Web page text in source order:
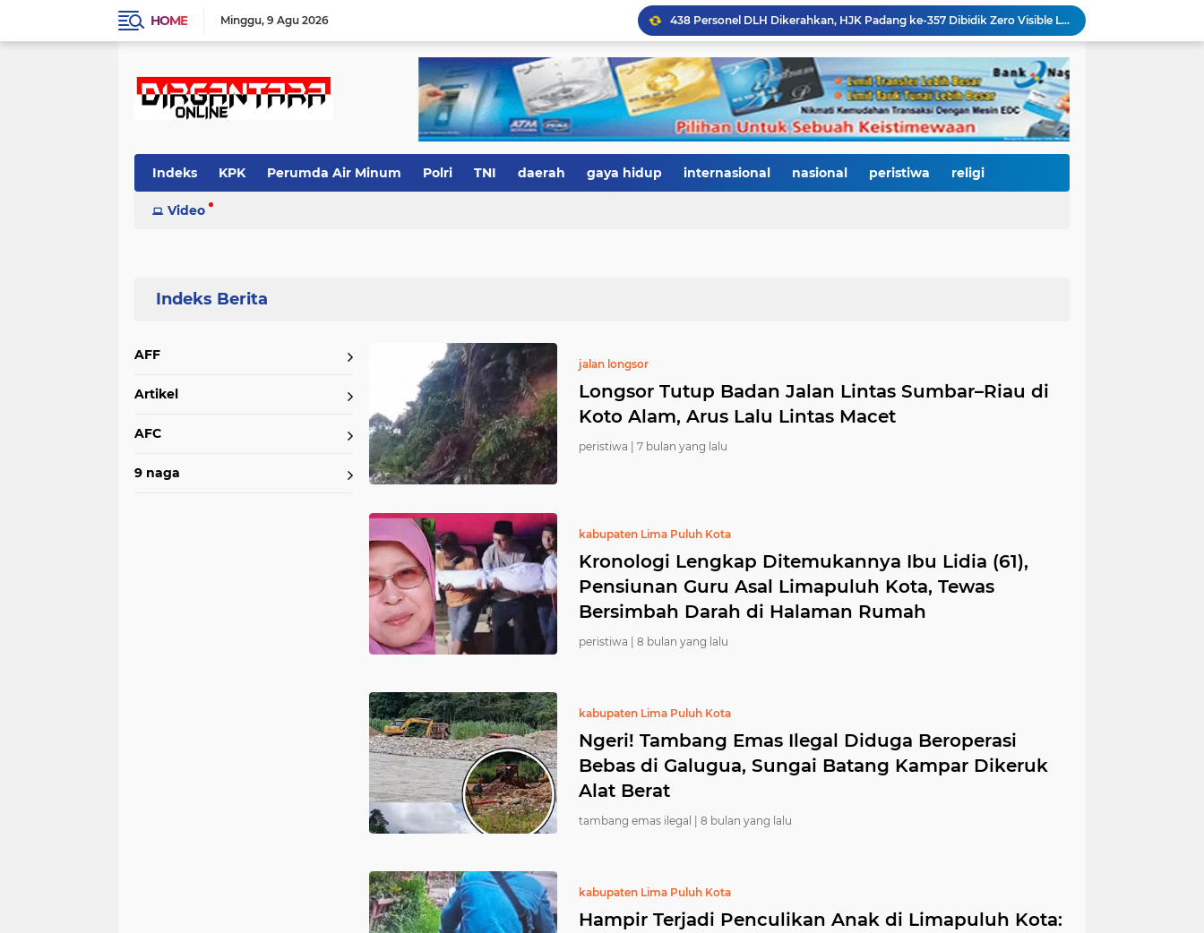
HOME Minggu 9 Agu 2026
270 Rumah Terdampak Banjir Terima Bantuan Rp540 Juta, Pemko Padang Percepat Pemulihan Pascabencana
4.000 Pelari Kepung Pantai Cimpago, BOM Run 2026 Jadi Panggung Promosi Wisata dan Gastronomi Kota Padang
Padang Harmoni Festival 2026: Saat Keberagaman Menjadi Kekuatan, Empat Etnis Bersatu di Panggung Pantai Cimpago
KY Tetapkan 14 Calon Hakim Agung dan Hakim Ad Hoc MA, Nama Dr. Dhifla Wiyani dari Sumbar Masuk Dalam Daftar Kamar Pidana
Bencana Datang Bertubi-tubi, Perumda AM Padang Kebut Perbaikan IPA Gunung Pangilun, Ditarget Tuntas Akhir Agustus
Mata Jeli HJK 357: Warga Padang Diajak Jadi Pengawas Kebersihan, Kemeriahan HJK Harus Tetap Rancak dan Bersih
Dari Gedung Joeang 45 untuk Warga: 150 Masyarakat Padang Dapat Pemeriksaan Mata dan Kacamata Gratis
Indeks KPK Perumda Air Minum Polri TNI daerah gaya hidup internasional nasional peristiwa religi
Video
AFF
Artikel
AFC
9 naga
jalan longsor
Longsor Tutup Badan Jalan Lintas Sumbar–Riau di
Koto Alam, Arus Lalu Lintas Macet
peristiwa | 7 bulan yang lalu
kabupaten Lima Puluh Kota
Kronologi Lengkap Ditemukannya Ibu Lidia (61),
Pensiunan Guru Asal Limapuluh Kota, Tewas
Bersimbah Darah di Halaman Rumah
peristiwa | 8 bulan yang lalu
kabupaten Lima Puluh Kota
Ngeri! Tambang Emas Ilegal Diduga Beroperasi
Bebas di Galugua, Sungai Batang Kampar Dikeruk
Alat Berat
tambang emas ilegal | 8 bulan yang lalu
kabupaten Lima Puluh Kota
Hampir Terjadi Penculikan Anak di Limapuluh Kota: